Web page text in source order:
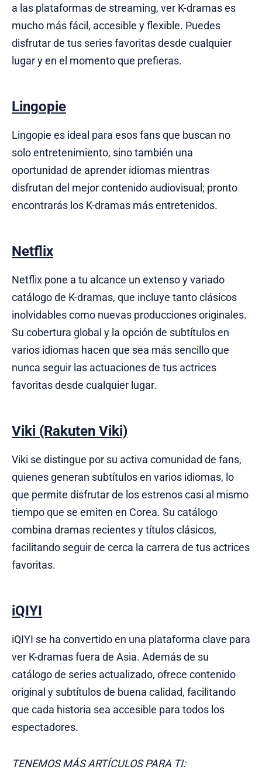
a las plataformas de streaming, ver K-dramas es
mucho más fácil, accesible y flexible. Puedes
disfrutar de tus series favoritas desde cualquier
lugar y en el momento que prefieras.
Lingopie
Lingopie es ideal para esos fans que buscan no
solo entretenimiento, sino también una
oportunidad de aprender idiomas mientras
disfrutan del mejor contenido audiovisual; pronto
encontrarás los K-dramas más entretenidos.
Netflix
Netflix pone a tu alcance un extenso y variado
catálogo de K-dramas, que incluye tanto clásicos
inolvidables como nuevas producciones originales.
Su cobertura global y la opción de subtítulos en
varios idiomas hacen que sea más sencillo que
nunca seguir las actuaciones de tus actrices
favoritas desde cualquier lugar.
Viki (Rakuten Viki)
Viki se distingue por su activa comunidad de fans,
quienes generan subtítulos en varios idiomas, lo
que permite disfrutar de los estrenos casi al mismo
tiempo que se emiten en Corea. Su catálogo
combina dramas recientes y títulos clásicos,
facilitando seguir de cerca la carrera de tus actrices
favoritas.
iQIYI
iQIYI se ha convertido en una plataforma clave para
ver K-dramas fuera de Asia. Además de su
catálogo de series actualizado, ofrece contenido
original y subtítulos de buena calidad, facilitando
que cada historia sea accesible para todos los
espectadores.
TENEMOS MÁS ARTÍCULOS PARA TI: